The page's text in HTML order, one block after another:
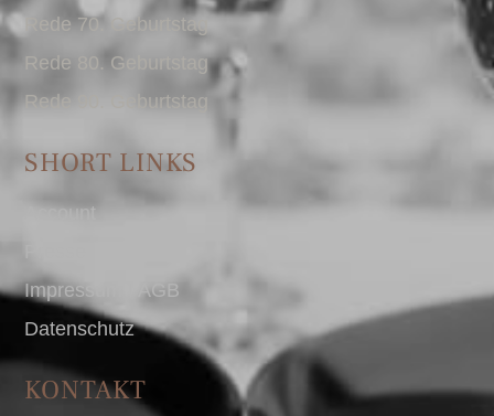
Rede 70. Geburtstag
Rede 80. Geburtstag
Rede 90. Geburtstag
SHORT LINKS
Account
Impressum I AGB
Datenschutz
KONTAKT